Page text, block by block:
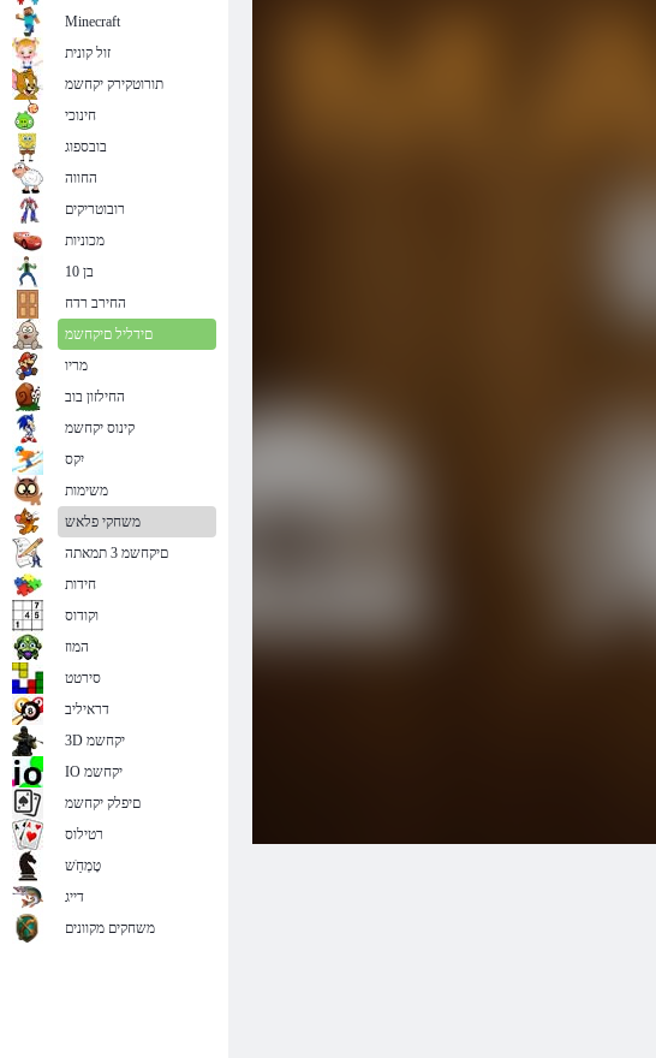
Minecraft
זול קונית
תורוטקירק יקחשמ
חינוכי
בובספוג
החווה
רובוטריקים
מכוניות
בן 10
החירב רדח
םידליל םיקחשמ
מריו
החילזון בוב
קינוס יקחשמ
יִקס
משימות
משחקי פלאש
םיקחשמ 3 תמאתה
חידות
וקודוס
המוז
סירטט
דראיליב
3D יקחשמ
IO יקחשמ
םיפלק יקחשמ
רטילוס
טָמְחַׁש
דייג
משחקים מקוונים